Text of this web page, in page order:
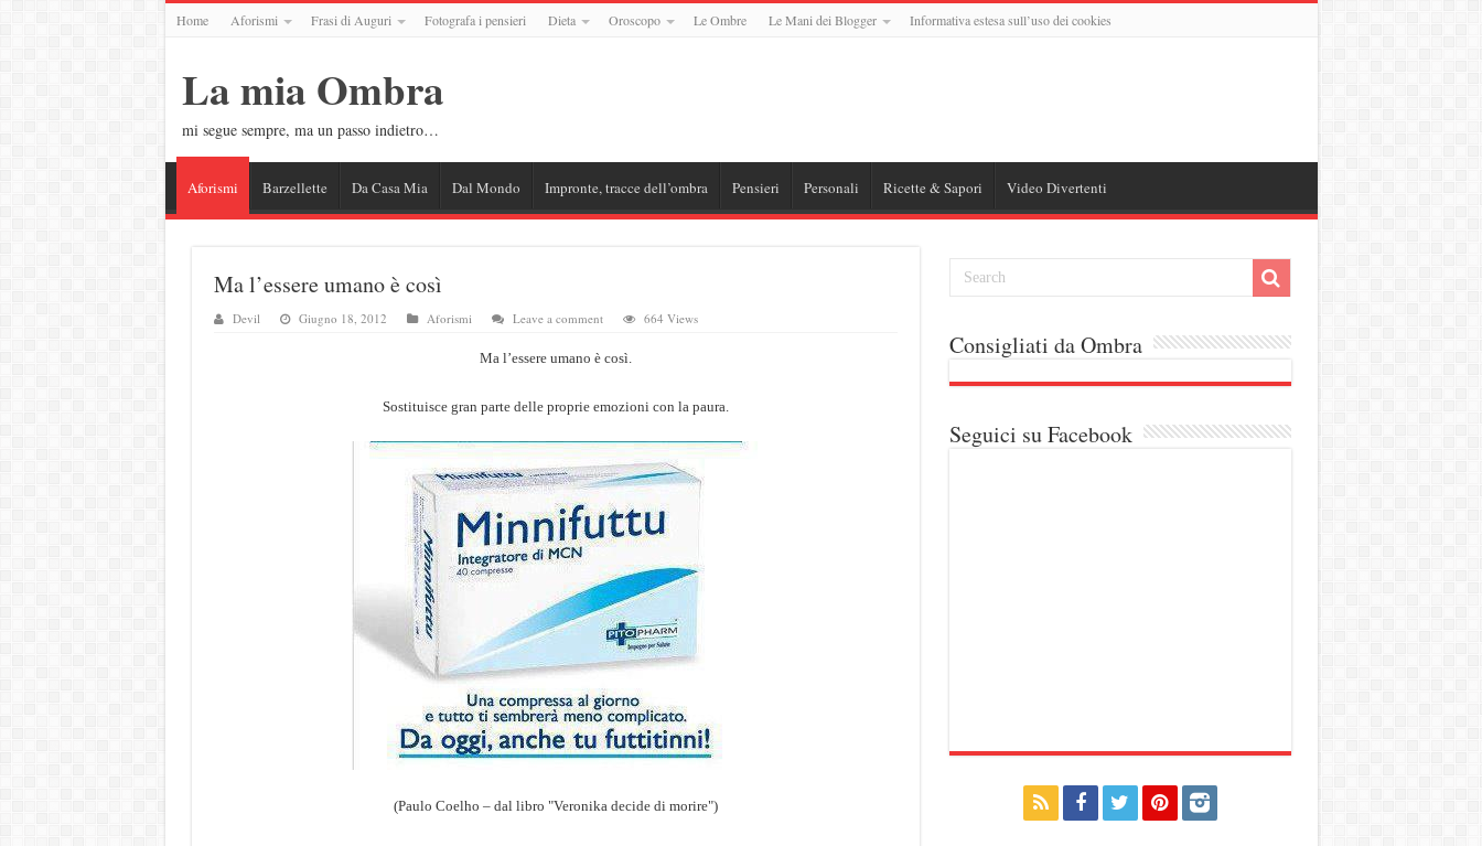
Home Aforismi Frasi di Auguri Fotografa i pensieri Dieta Oroscopo Le Ombre Le Mani dei Blogger Informativa estesa sull’uso dei cookies
La mia Ombra
mi segue sempre, ma un passo indietro…
Aforismi Barzellette Da Casa Mia Dal Mondo Impronte, tracce dell’ombra Pensieri Personali Ricette & Sapori Video Divertenti
Ma l’essere umano è così
Devil Giugno 18, 2012 Aforismi Leave a comment 664 Views
Ma l’essere umano è così.
Sostituisce gran parte delle proprie emozioni con la paura.
(Paulo Coelho – dal libro "Veronika decide di morire")
Consigliati da Ombra
Seguici su Facebook